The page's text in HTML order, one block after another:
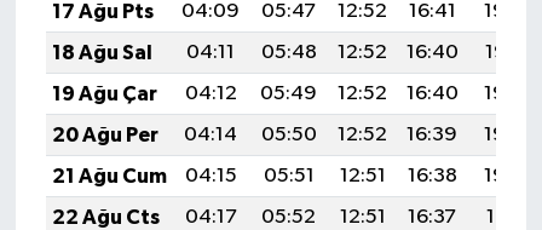
17 Ağu Pts
04:09 05:47 12:52 16:41
19:48
18 Ağu Sal
04:11 05:48 12:52 16:40
19:47
19 Ağu Çar
04:12 05:49 12:52 16:40
19:45
20 Ağu Per
04:14 05:50 12:52 16:39
19:44
21 Ağu Cum
04:15 05:51 12:51 16:38
19:42
22 Ağu Cts
04:17 05:52 12:51 16:37
19:41